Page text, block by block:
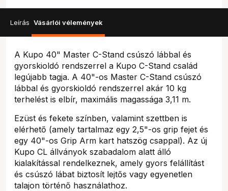
Leírás Vásárlói vélemények
A Kupo 40" Master C-Stand csúszó lábbal és
gyorskioldó rendszerrel a Kupo C-Stand család
legújabb tagja. A 40"-os Master C-Stand csúszó
lábbal és gyorskioldó rendszerrel akár 10 kg
terhelést is elbír, maximális magassága 3,11 m.
Ezüst és fekete színben, valamint szettben is
elérhető (amely tartalmaz egy 2,5"-os grip fejet és
egy 40"-os Grip Arm kart hatszög csappal). Az új
Kupo CL állványok szabadalom alatt álló
kialakítással rendelkeznek, amely gyors felállítást
és csúszó lábat biztosít lejtős vagy egyenetlen
talajon történő használathoz.